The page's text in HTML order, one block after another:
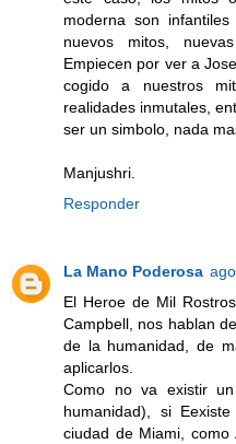
moderna son
nuevos mitos,
Empiecen por ver a
cogido a nuestros
realidades inmutales,
ser un simbolo, nada
Manjushri.
Responder
La Mano Poderosa
El Heroe de Mil
Campbell, nos hablan
de la humanidad, de
aplicarlos.
Como no va existir
humanidad), si
ciudad de Miami, como